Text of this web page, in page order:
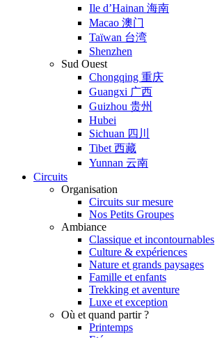
Ile d’Hainan 海南
Macao 澳门
Taïwan 台湾
Shenzhen
Sud Ouest
Chongqing 重庆
Guangxi 广西
Guizhou 贵州
Hubei
Sichuan 四川
Tibet 西藏
Yunnan 云南
Circuits
Organisation
Circuits sur mesure
Nos Petits Groupes
Ambiance
Classique et incontournables
Culture & expériences
Nature et grands paysages
Famille et enfants
Trekking et aventure
Luxe et exception
Où et quand partir ?
Printemps